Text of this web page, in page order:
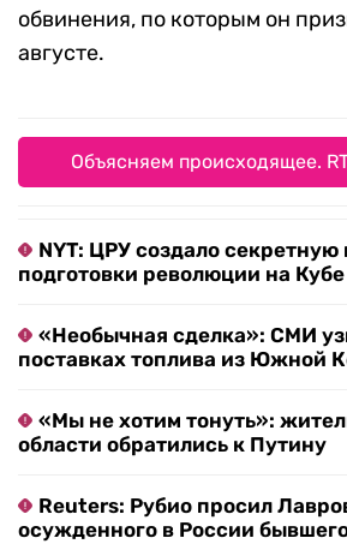
обвинения, по которым он
августе.
Объясняем происходящее.
NYT: ЦРУ создало секретную
подготовки революции на Кубе
«Необычная сделка»: СМИ
поставках топлива из Южной
«Мы не хотим тонуть»:
области обратились к Путину
Reuters: Рубио просил
осужденного в России